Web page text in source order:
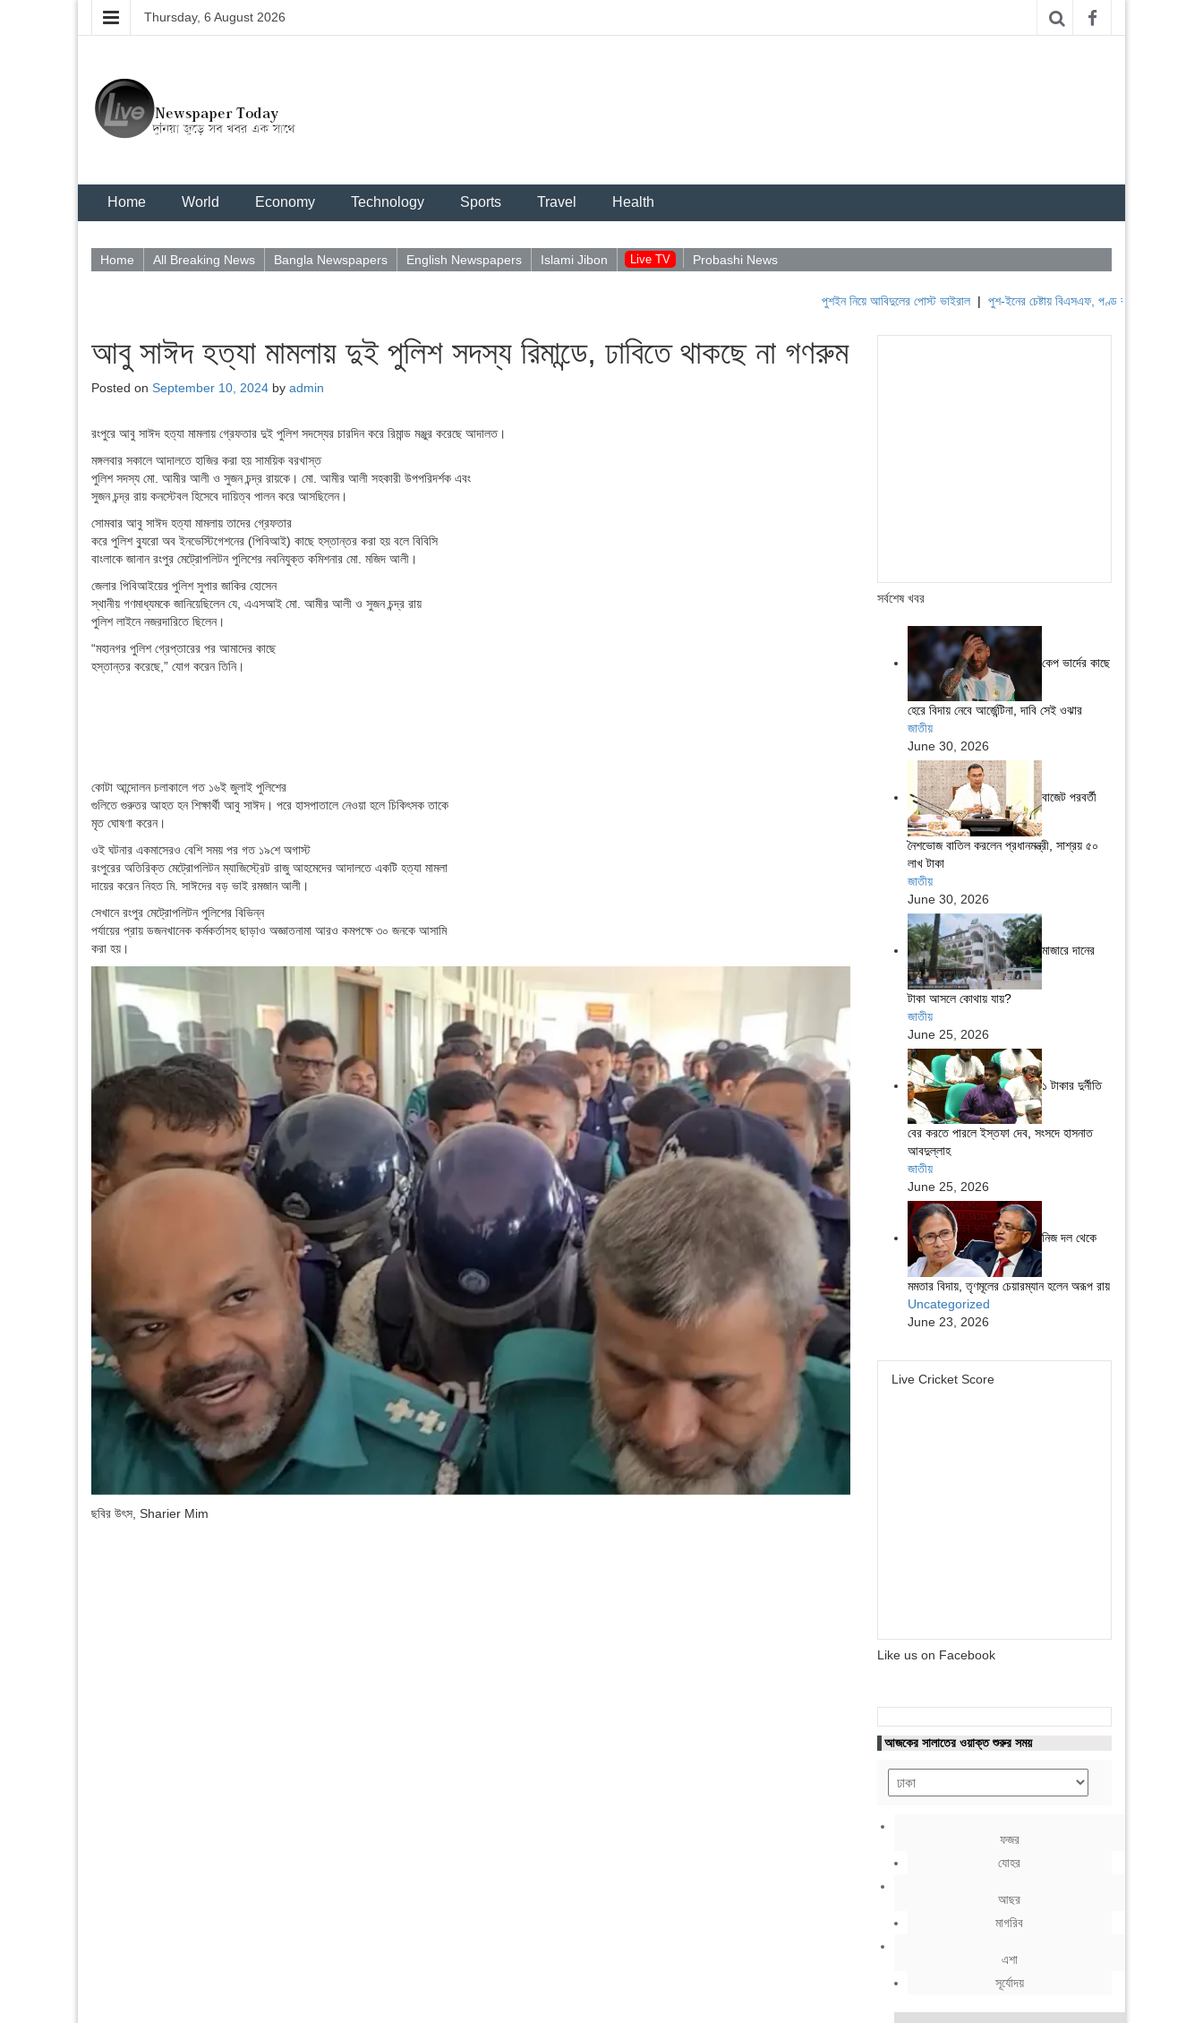
Thursday, 6 August 2026
Home World Economy Technology Sports Travel Health
Home All Breaking News Bangla Newspapers English Newspapers Islami Jibon Live TV Probashi News
পুশইন নিয়ে আবিদুলের পোস্ট ভাইরাল|পুশ-ইনের চেষ্টায় বিএসএফ, পণ্ড করছে বিজিবি |
আবু সাঈদ হত্যা মামলায় দুই পুলিশ সদস্য রিমান্ডে, ঢাবিতে থাকছে না গণরুম
Posted on September 10, 2024 by admin
রংপুরে আবু সাঈদ হত্যা মামলায় গ্রেফতার দুই পুলিশ সদস্যের চারদিন করে রিমান্ড মঞ্জুর করেছে আদালত।
মঙ্গলবার সকালে আদালতে হাজির করা হয় সাময়িক বরখাস্ত
পুলিশ সদস্য মো. আমীর আলী ও সুজন চন্দ্র রায়কে। মো. আমীর আলী সহকারী উপপরিদর্শক এবং
সুজন চন্দ্র রায় কনস্টেবল হিসেবে দায়িত্ব পালন করে আসছিলেন।
সোমবার আবু সাঈদ হত্যা মামলায় তাদের গ্রেফতার
করে পুলিশ ব্যুরো অব ইনভেস্টিগেশনের (পিবিআই) কাছে হস্তান্তর করা হয় বলে বিবিসি
বাংলাকে জানান রংপুর মেট্রোপলিটন পুলিশের নবনিযুক্ত কমিশনার মো. মজিদ আলী।
জেলার পিবিআইয়ের পুলিশ সুপার জাকির হোসেন
স্থানীয় গণমাধ্যমকে জানিয়েছিলেন যে, এএসআই মো. আমীর আলী ও সুজন চন্দ্র রায়
পুলিশ লাইনে নজরদারিতে ছিলেন।
“মহানগর পুলিশ গ্রেপ্তারের পর আমাদের কাছে
হস্তান্তর করেছে,” যোগ করেন তিনি।
কোটা আন্দোলন চলাকালে গত ১৬ই জুলাই পুলিশের
গুলিতে গুরুতর আহত হন শিক্ষার্থী আবু সাঈদ। পরে হাসপাতালে নেওয়া হলে চিকিৎসক তাকে
মৃত ঘোষণা করেন।
ওই ঘটনার একমাসেরও বেশি সময় পর গত ১৯শে অগাস্ট
রংপুরের অতিরিক্ত মেট্রোপলিটন ম্যাজিস্ট্রেট রাজু আহমেদের আদালতে একটি হত্যা মামলা
দায়ের করেন নিহত মি. সাঈদের বড় ভাই রমজান আলী।
সেখানে রংপুর মেট্রোপলিটন পুলিশের বিভিন্ন
পর্যায়ের প্রায় ডজনখানেক কর্মকর্তাসহ ছাড়াও অজ্ঞাতনামা আরও কমপক্ষে ৩০ জনকে আসামি
করা হয়।
ছবির উৎস, Sharier Mim
সর্বশেষ খবর
কেপ ভার্দের কাছে
হেরে বিদায় নেবে আর্জেন্টিনা, দাবি সেই ওঝার
জাতীয়
June 30, 2026
বাজেট পরবর্তী
নৈশভোজ বাতিল করলেন প্রধানমন্ত্রী, সাশ্রয় ৫০
লাখ টাকা
জাতীয়
June 30, 2026
মাজারে দানের
টাকা আসলে কোথায় যায়?
জাতীয়
June 25, 2026
১ টাকার দুর্নীতি
বের করতে পারলে ইস্তফা দেব, সংসদে হাসনাত
আবদুল্লাহ
জাতীয়
June 25, 2026
নিজ দল থেকে
মমতার বিদায়, তৃণমূলের চেয়ারম্যান হলেন অরূপ রায়
Uncategorized
June 23, 2026
Live Cricket Score
Like us on Facebook
আজকের সালাতের ওয়াক্ত শুরুর সময়
ফজর
যোহর
আছর
মাগরিব
এশা
সূর্যোদয়